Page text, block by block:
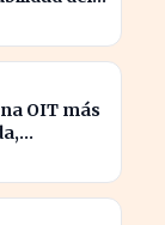
OIT más